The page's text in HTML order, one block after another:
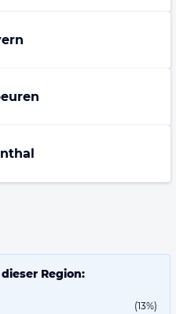
Region:
(13%)